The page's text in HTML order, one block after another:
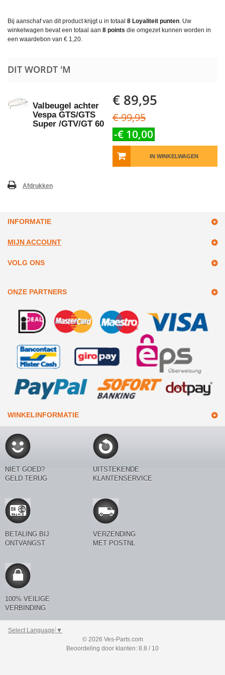
Bij aanschaf van dit product krijgt u in totaal 8 Loyaliteit punten. Uw
winkelwagen bevat een totaal aan 8 points die omgezet kunnen worden in
een waardebon van € 1,20.
DIT WORDT 'M
Valbeugel achter
Vespa GTS/GTS
Super /GTV/GT 60
€ 89,95
€ 99,95
-€ 10,00
IN WINKELWAGEN
Afdrukken
INFORMATIE
MIJN ACCOUNT
VOLG ONS
ONZE PARTNERS
WINKELINFORMATIE
NIET GOED?
GELD TERUG
UITSTEKENDE
KLANTENSERVICE
BETALING BIJ
ONTVANGST
VERZENDING
MET POSTNL
100% VEILIGE
VERBINDING
Select Language ▼
© 2026 Ves-Parts.com
Beoordeling door klanten: 8.8 / 10